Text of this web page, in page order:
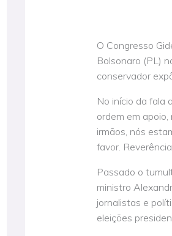
O Congresso
Bolsonaro (PL)
conservador
No início da fala
ordem em
irmãos, nós
favor.
Passado o
ministro
jornalistas e
eleições